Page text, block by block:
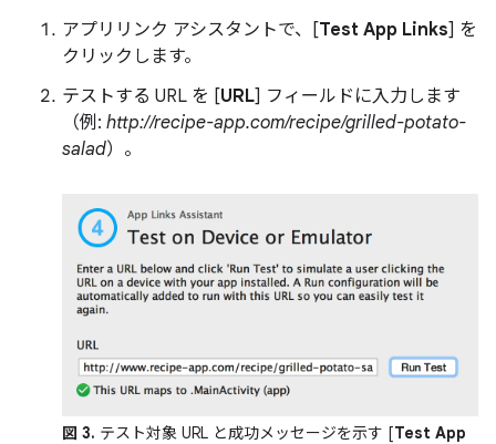
アプリリンク アシスタントで、[Test App Links] を
クリックします。
テストする URL を [URL] フィールドに入力します
（例: http://recipe-app.com/recipe/grilled-potato-
salad）。
図 3. テスト対象 URL と成功メッセージを示す [Test App